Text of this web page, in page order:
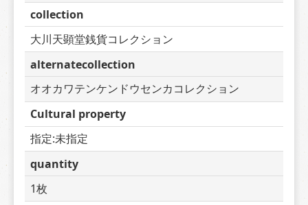
collection
大川天顕堂銭貨コレクション
alternatecollection
オオカワテンケンドウセンカコレクション
Cultural property
指定:未指定
quantity
1枚